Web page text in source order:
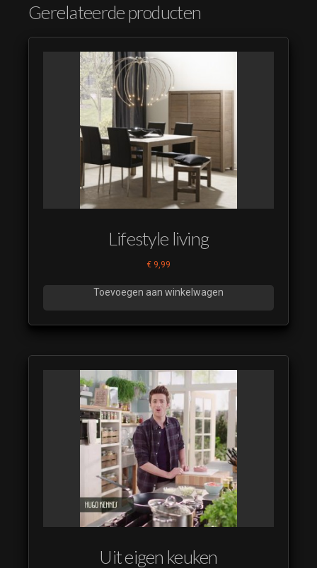
Gerelateerde producten
Lifestyle living
€ 9,99
Toevoegen aan winkelwagen
Uit eigen keuken